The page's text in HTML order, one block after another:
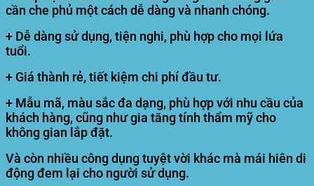
cần che phủ một cách dễ dàng và nhanh chóng.
+ Dễ dàng sử dụng, tiện nghi, phù hợp cho mọi lứa
tuổi.
+ Giá thành rẻ, tiết kiệm chi phí đầu tư.
+ Mẫu mã, màu sắc đa dạng, phù hợp với nhu cầu của
khách hàng, cũng như gia tăng tính thẩm mỹ cho
không gian lắp đặt.
Và còn nhiều công dụng tuyệt vời khác mà mái hiên di
động đem lại cho người sử dụng.